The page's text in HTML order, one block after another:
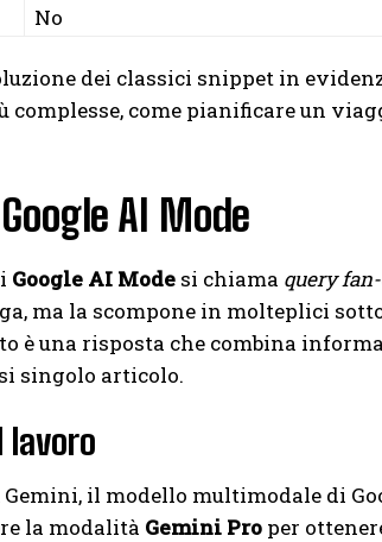
No
dei classici snippet in
complesse, come pianificare un
AI Mode
Google AI Mode si chiama query
ma la scompone in molteplici
è una risposta che combina
singolo articolo.
lavoro
Gemini, il modello multimodale di
la modalità Gemini Pro per